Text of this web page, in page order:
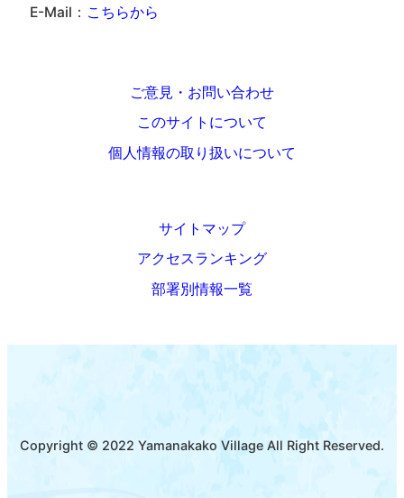
E-Mail： こちらから
ご意見・お問い合わせ
このサイトについて
個人情報の取り扱いについて
サイトマップ
アクセスランキング
部署別情報一覧
Copyright © 2022 Yamanakako Village All Right Reserved.